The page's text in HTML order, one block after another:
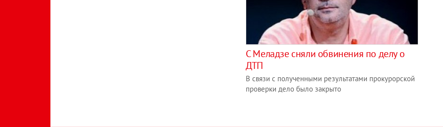
С Меладзе сняли обвинения по делу о
ДТП
В связи с полученными результатами прокурорской
проверки дело было закрыто